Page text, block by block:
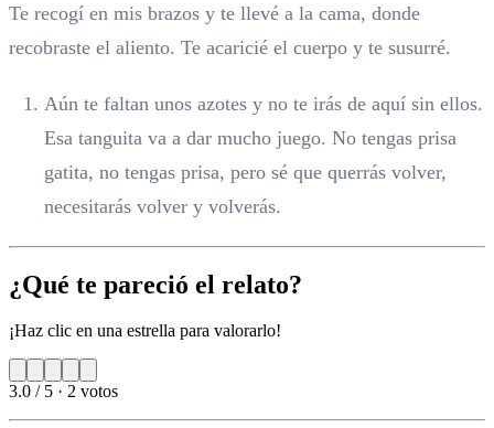
Te recogí en mis brazos y te llevé a la cama, donde
recobraste el aliento. Te acaricié el cuerpo y te susurré.
Aún te faltan unos azotes y no te irás de aquí sin ellos.
Esa tanguita va a dar mucho juego. No tengas prisa
gatita, no tengas prisa, pero sé que querrás volver,
necesitarás volver y volverás.
¿Qué te pareció el relato?
¡Haz clic en una estrella para valorarlo!
3.0 / 5 · 2 votos